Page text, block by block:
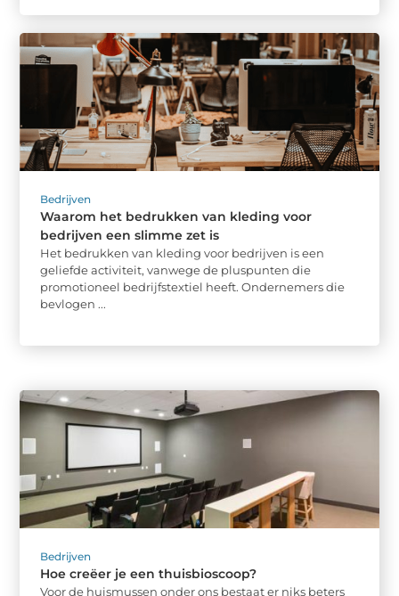
Bedrijven
Waarom het bedrukken van kleding voor
bedrijven een slimme zet is
Het bedrukken van kleding voor bedrijven is een
geliefde activiteit, vanwege de pluspunten die
promotioneel bedrijfstextiel heeft. Ondernemers die
bevlogen ...
Bedrijven
Hoe creëer je een thuisbioscoop?
Voor de huismussen onder ons bestaat er niks beters